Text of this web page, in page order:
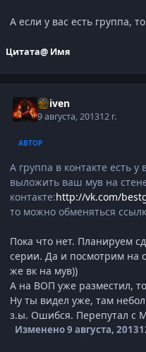
А если у вас есть группа,
Цитата@ Имя
Reiven
9 августа, 201312 г.
АВТОР
А группа в контакте есть
выложить ваш мув на
контакте:http://vk.com/
то можно обменяться
Пока что нет. Планируем
серии. Да и посмотрим на
же вк на мув))
А на ВОП уже разместил,
Ну ты видел уже, там
з.ы. Ошибся. Перепутал с
Изменено9 августа, 2013